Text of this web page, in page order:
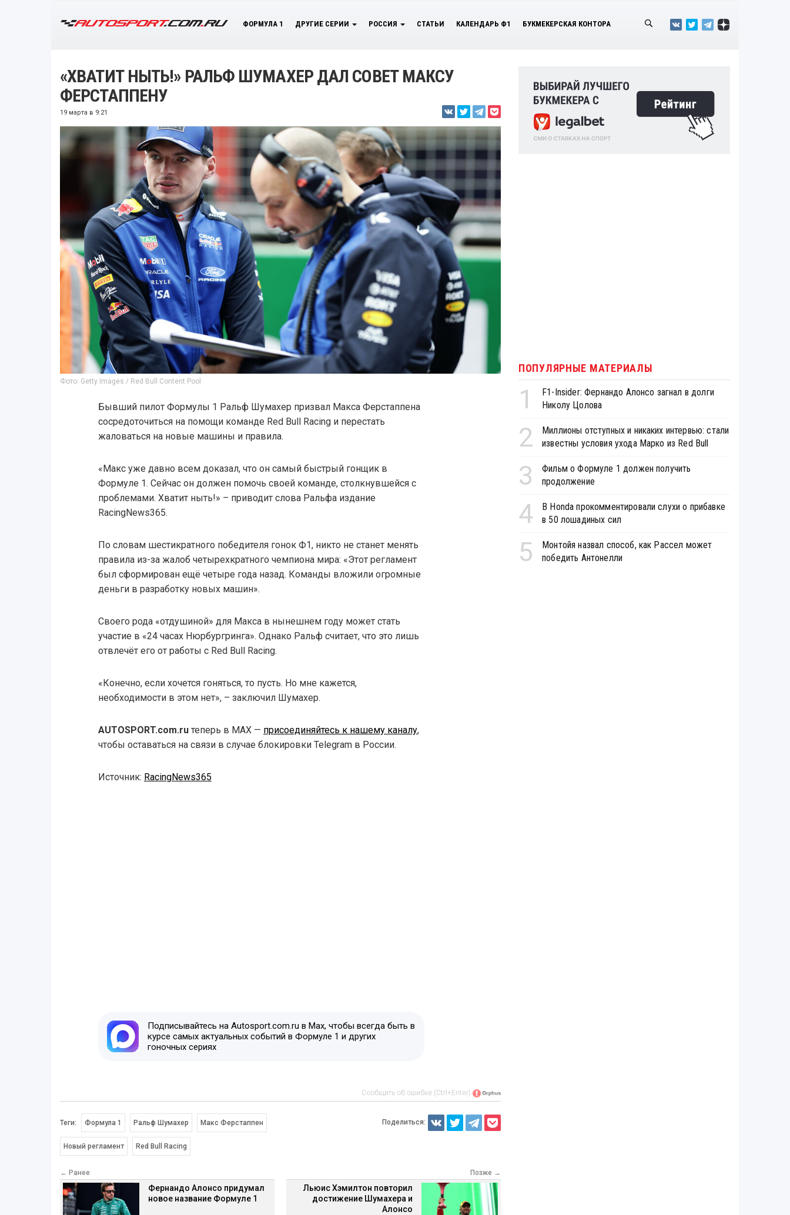
ФОРМУЛА 1 ДРУГИЕ СЕРИИ РОССИЯ СТАТЬИ КАЛЕНДАРЬ Ф1 БУКМЕКЕРСКАЯ КОНТОРА
«ХВАТИТ НЫТЬ!» РАЛЬФ ШУМАХЕР ДАЛ СОВЕТ МАКСУ
ФЕРСТАППЕНУ
19 марта в 9:21
Фото: Getty Images / Red Bull Content Pool
Бывший пилот Формулы 1 Ральф Шумахер призвал Макса Ферстаппена
сосредоточиться на помощи команде Red Bull Racing и перестать
жаловаться на новые машины и правила.
«Макс уже давно всем доказал, что он самый быстрый гонщик в
Формуле 1. Сейчас он должен помочь своей команде, столкнувшейся с
проблемами. Хватит ныть!» – приводит слова Ральфа издание
RacingNews365.
По словам шестикратного победителя гонок Ф1, никто не станет менять
правила из-за жалоб четырехкратного чемпиона мира: «Этот регламент
был сформирован ещё четыре года назад. Команды вложили огромные
деньги в разработку новых машин».
Своего рода «отдушиной» для Макса в нынешнем году может стать
участие в «24 часах Нюрбургринга». Однако Ральф считает, что это лишь
отвлечёт его от работы с Red Bull Racing.
«Конечно, если хочется гоняться, то пусть. Но мне кажется,
необходимости в этом нет», – заключил Шумахер.
AUTOSPORT.com.ruтеперь в MAX — присоединяйтесь к нашему каналу,
чтобы оставаться на связи в случае блокировки Telegram в России.
Источник: RacingNews365
Подписывайтесь на Autosport.com.ru в Max, чтобы всегда быть в
курсе самых актуальных событий в Формуле 1 и других
гоночных сериях
Сообщить об ошибке (Ctrl+Enter)
Теги: Формула 1 Ральф Шумахер Макс Ферстаппен
Новый регламент Red Bull Racing
Поделиться:
← Ранее
Фернандо Алонсо придумал
новое название Формуле 1
Позже →
Льюис Хэмилтон повторил
достижение Шумахера и
Алонсо
ПОПУЛЯРНЫЕ МАТЕРИАЛЫ
1
F1-Insider: Фернандо Алонсо загнал в долги
Николу Цолова
2
Миллионы отступных и никаких интервью: стали
известны условия ухода Марко из Red Bull
3
Фильм о Формуле 1 должен получить
продолжение
4
В Honda прокомментировали слухи о прибавке
в 50 лошадиных сил
5
Монтойя назвал способ, как Рассел может
победить Антонелли